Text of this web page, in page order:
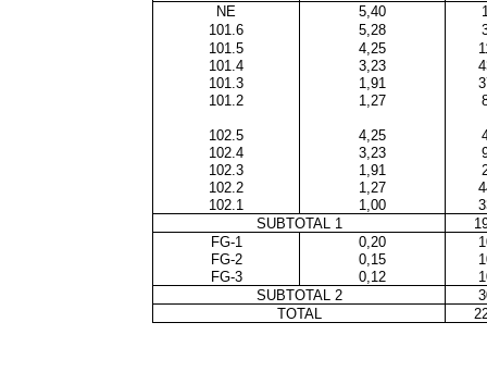
NE
5,40
101.6
5,28
101.5
4,25
101.4
3,23
101.3
1,91
101.2
1,27
102.5 4,25
102.4
3,23
102.3
1,91
102.2
1,27
102.1
1,00
SUBTOTAL 1
FG-1
0,20
FG-2
0,15
FG-3
0,12
SUBTOTAL 2
TOTAL